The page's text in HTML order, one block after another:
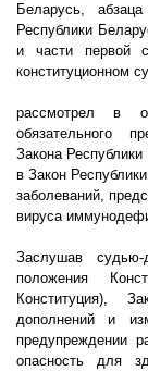
Беларусь,
Республики
и части первой
конституционном
рассмотрел в
обязательного
Закона
в Закон
заболеваний,
вируса
Заслушав судью-
положения
Конституция),
дополнений и
предупреждении
опасность для